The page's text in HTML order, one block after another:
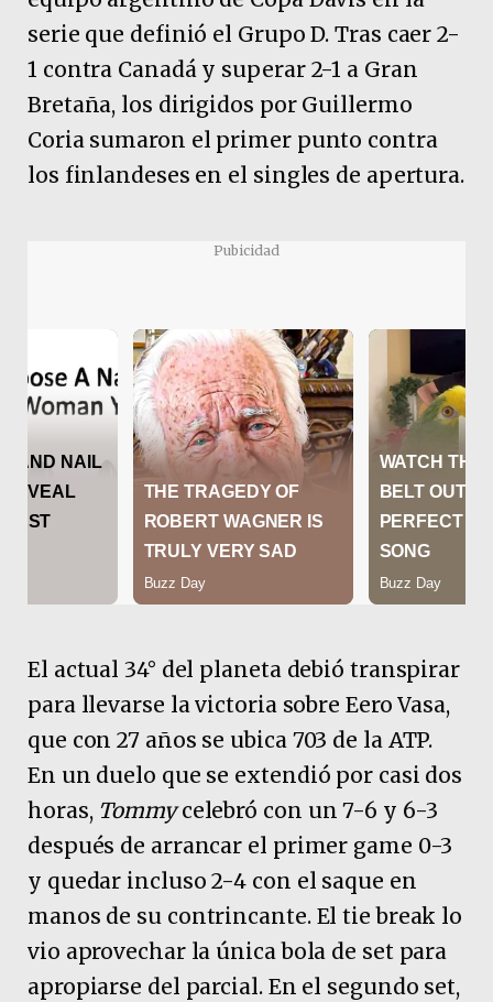
serie que definió el Grupo D. Tras caer 2-
1 contra Canadá y superar 2-1 a Gran
Bretaña, los dirigidos por Guillermo
Coria sumaron el primer punto contra
los finlandeses en el singles de apertura.
Pubicidad
El actual 34° del planeta debió transpirar
para llevarse la victoria sobre Eero Vasa,
que con 27 años se ubica 703 de la ATP.
En un duelo que se extendió por casi dos
horas, Tommycelebró con un 7-6 y 6-3
después de arrancar el primer game 0-3
y quedar incluso 2-4 con el saque en
manos de su contrincante. El tie break lo
vio aprovechar la única bola de set para
apropiarse del parcial. En el segundo set,